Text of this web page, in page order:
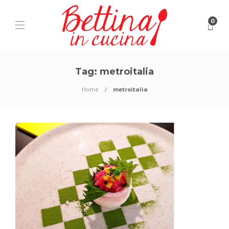
0
Tag: metroitalia
Home metroitalia